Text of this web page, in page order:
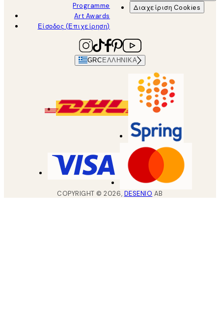
Programme
Art Awards
Είσοδος (Επιχείρηση)
Διαχείριση Cookies
GRC ΕΛΛΗΝΙΚΆ
COPYRIGHT ©2026, DESENIO AB